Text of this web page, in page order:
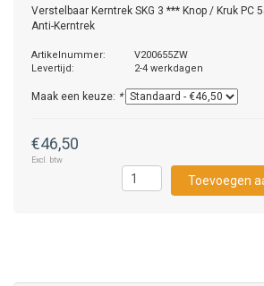
Verstelbaar Kerntrek SKG 3 *** Knop / Kruk PC
Anti-Kerntrek
Artikelnummer:
V200655ZW
Levertijd:
2-4 werkdagen
Maak een keuze: *
€46,50
Excl. btw
Toevoegen